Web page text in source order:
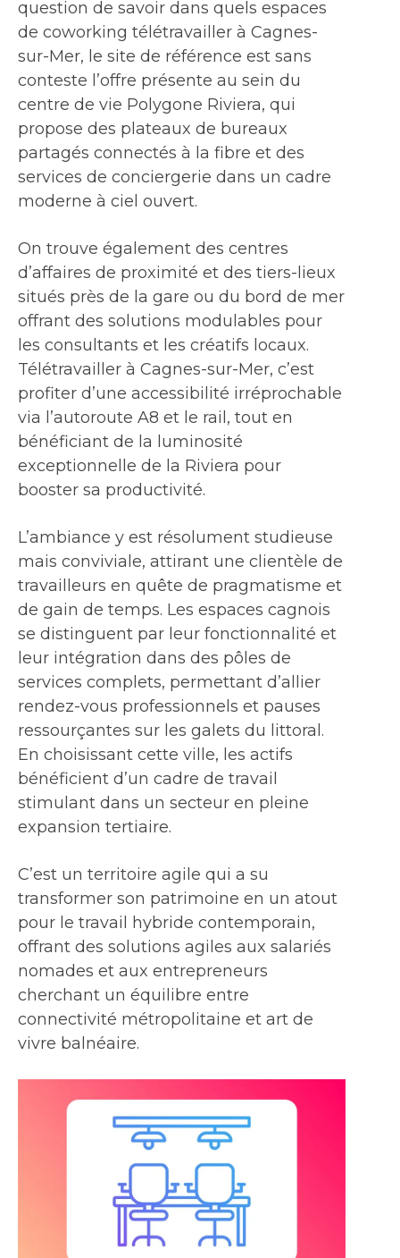
question de savoir dans quels espaces
de coworking télétravailler à Cagnes-
sur-Mer, le site de référence est sans
conteste l’offre présente au sein du
centre de vie Polygone Riviera, qui
propose des plateaux de bureaux
partagés connectés à la fibre et des
services de conciergerie dans un cadre
moderne à ciel ouvert.
On trouve également des centres
d’affaires de proximité et des tiers-lieux
situés près de la gare ou du bord de mer
offrant des solutions modulables pour
les consultants et les créatifs locaux.
Télétravailler à Cagnes-sur-Mer, c’est
profiter d’une accessibilité irréprochable
via l’autoroute A8 et le rail, tout en
bénéficiant de la luminosité
exceptionnelle de la Riviera pour
booster sa productivité.
L’ambiance y est résolument studieuse
mais conviviale, attirant une clientèle de
travailleurs en quête de pragmatisme et
de gain de temps. Les espaces cagnois
se distinguent par leur fonctionnalité et
leur intégration dans des pôles de
services complets, permettant d’allier
rendez-vous professionnels et pauses
ressourçantes sur les galets du littoral.
En choisissant cette ville, les actifs
bénéficient d’un cadre de travail
stimulant dans un secteur en pleine
expansion tertiaire.
C’est un territoire agile qui a su
transformer son patrimoine en un atout
pour le travail hybride contemporain,
offrant des solutions agiles aux salariés
nomades et aux entrepreneurs
cherchant un équilibre entre
connectivité métropolitaine et art de
vivre balnéaire.